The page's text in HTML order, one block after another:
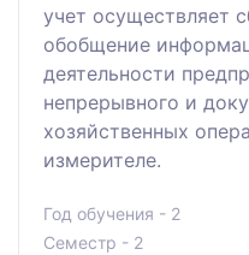
учет осуществляет
обобщение
деятельности
непрерывного и
хозяйственных
измерителе.
Год обучения - 2
Семестр - 2